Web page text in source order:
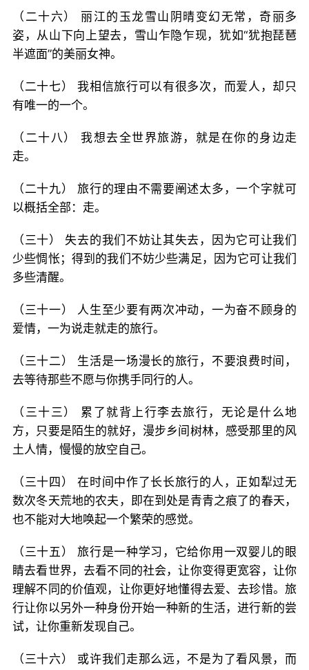
（二十六） 丽江的玉龙雪山阴晴变幻无常，奇丽多
姿，从山下向上望去，雪山乍隐乍现，犹如“犹抱琵琶
半遮面”的美丽女神。
（二十七） 我相信旅行可以有很多次，而爱人，却只
有唯一的一个。
（二十八） 我想去全世界旅游，就是在你的身边走
走。
（二十九） 旅行的理由不需要阐述太多，一个字就可
以概括全部：走。
（三十） 失去的我们不妨让其失去，因为它可让我们
少些惆怅；得到的我们不妨少些满足，因为它可让我们
多些清醒。
（三十一） 人生至少要有两次冲动，一为奋不顾身的
爱情，一为说走就走的旅行。
（三十二） 生活是一场漫长的旅行，不要浪费时间，
去等待那些不愿与你携手同行的人。
（三十三） 累了就背上行李去旅行，无论是什么地
方，只要是陌生的就好，漫步乡间树林，感受那里的风
土人情，慢慢的放空自己。
（三十四） 在时间中作了长长旅行的人，正如犁过无
数次冬天荒地的农夫，即在到处是青青之痕了的春天，
也不能对大地唤起一个繁荣的感觉。
（三十五） 旅行是一种学习，它给你用一双婴儿的眼
睛去看世界，去看不同的社会，让你变得更宽容，让你
理解不同的价值观，让你更好地懂得去爱、去珍惜。旅
行让你以另外一种身份开始一种新的生活，进行新的尝
试，让你重新发现自己。
（三十六） 或许我们走那么远，不是为了看风景，而